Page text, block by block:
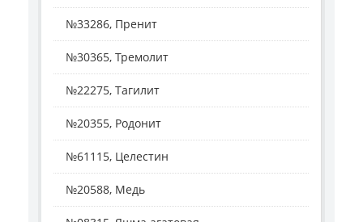
№33286, Пренит
№30365, Тремолит
№22275, Тагилит
№20355, Родонит
№61115, Целестин
№20588, Медь